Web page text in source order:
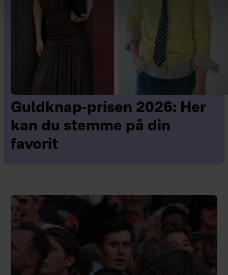
Guldknap-prisen 2026: Her
kan du stemme på din
favorit